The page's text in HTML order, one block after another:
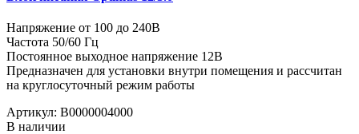
Напряжение от 100 до 240В
Частота 50/60 Гц
Постоянное выходное напряжение 12В
Предназначен для установки внутри помещения и рассчитан
на круглосуточный режим работы
Артикул: В0000004000
В наличии